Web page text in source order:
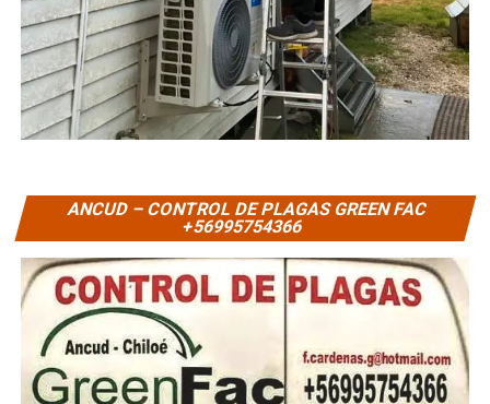
ANCUD – CONTROL DE PLAGAS GREEN FAC
+56995754366